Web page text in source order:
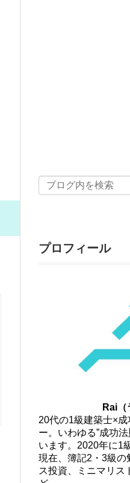
プロフィール
Rai（
20代の1級建築士×
ー。いわゆる”成功
います。2020年に1
現在、簿記2・3級の
ス投資、ミニマリス